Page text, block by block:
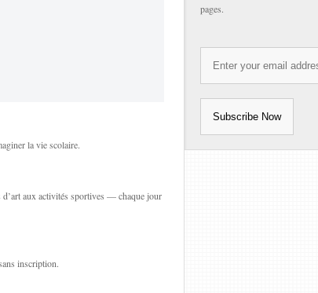
la vie scolaire.
d’art aux activités sportives — chaque jour
inscription.
pages.